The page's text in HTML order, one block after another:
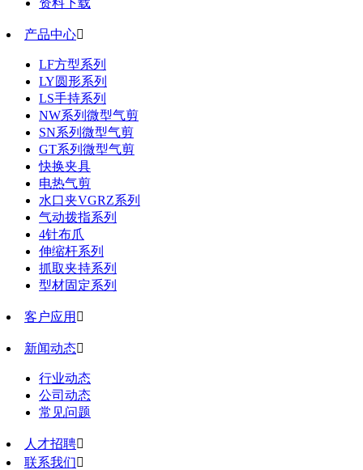
产品中心
LF方型系列
LY圆形系列
LS手持系列
NW系列微型气剪
SN系列微型气剪
GT系列微型气剪
快换夹具
电热气剪
水口夹VGRZ系列
气动拨指系列
4针布爪
伸缩杆系列
抓取夹持系列
型材固定系列
客户应用 
新闻动态
行业动态
公司动态
常见问题
人才招聘
联系我们